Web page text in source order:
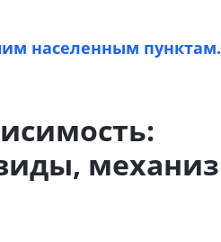
населенным пунктам.